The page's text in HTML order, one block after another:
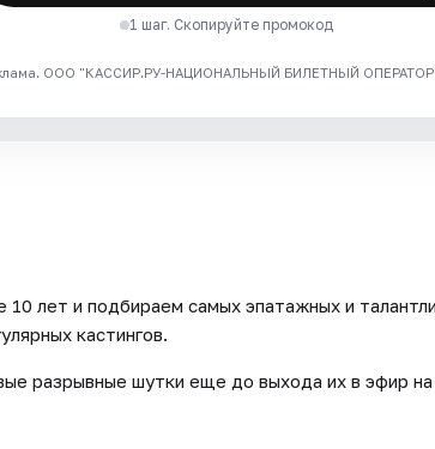
1 шаг. Скопируйте промокод
ООО "КАССИР.РУ-НАЦИОНАЛЬНЫЙ БИЛЕТНЫЙ ОПЕРАТОР",
лет и подбираем самых эпатажных и
кастингов.
разрывные шутки еще до выхода их в эфир на